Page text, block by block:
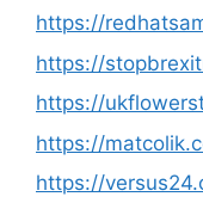
https://
https://
https://
https://
https://